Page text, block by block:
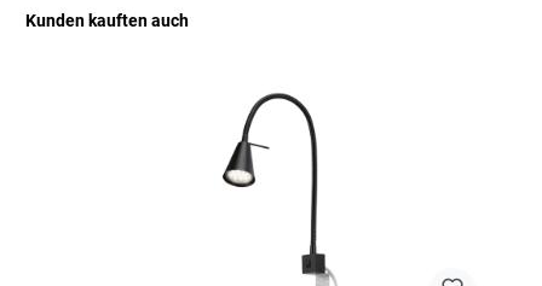
Kunden kauften auch